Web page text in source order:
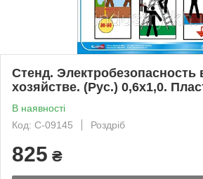
Стенд. Электробезопасность
хозяйстве. (Рус.) 0,6х1,0.
В наявності
Код: С-09145
Роздріб
825 ₴